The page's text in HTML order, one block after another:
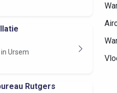
Ursem
Rutgers